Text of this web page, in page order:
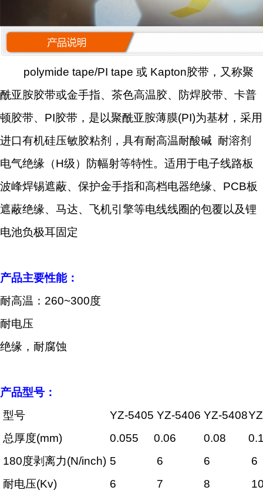
polymide tape/PI tape 或 Kapton胶带，又称聚
酰亚胺胶带或金手指、茶色高温胶、防焊胶带、卡普
顿胶带、PI胶带，是以聚酰亚胺薄膜(PI)为基材，采用
进口有机硅压敏胶粘剂，具有耐高温耐酸碱 耐溶剂
电气绝缘（H级）防幅射等特性。适用于电子线路板
波峰焊锡遮蔽、保护金手指和高档电器绝缘、PCB板
遮蔽绝缘、马达、飞机引擎等电线线圈的包覆以及锂
电池负极耳固定
产品主要性能：
耐高温：260~300度
耐电压
绝缘，耐腐蚀
产品型号：
型号
YZ-5405 YZ-5406 YZ-5408
总厚度(mm)
0.055 0.06 0.08
180度剥离力(N/inch) 5 6 6
6
耐电压(Kv)
6 7 8